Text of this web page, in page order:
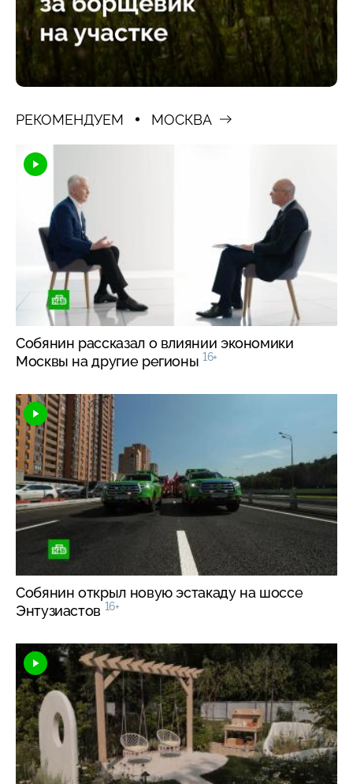
РЕКОМЕНДУЕМ МОСКВА
Собянин рассказал о влиянии экономики
Москвы на другие регионы 16+
Собянин открыл новую эстакаду на шоссе
Энтузиастов 16+